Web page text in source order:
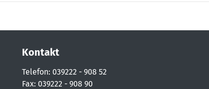
Kontakt
Telefon: 039222 - 908 52
Fax: 039222 - 908 90